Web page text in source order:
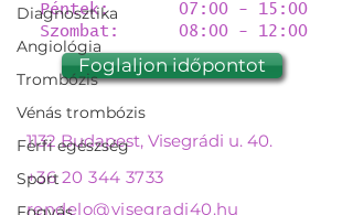
Diagnosztika
Angiológia
Trombózis
Vénás trombózis
Férfi egészség
Sport
Péntek: 07:00 - 15:00
Szombat: 08:00 - 12:00
Foglaljon időpontot
1132 Budapest, Visegrádi u. 40.
+36 20 344 3733
rendelo@visegradi40.hu